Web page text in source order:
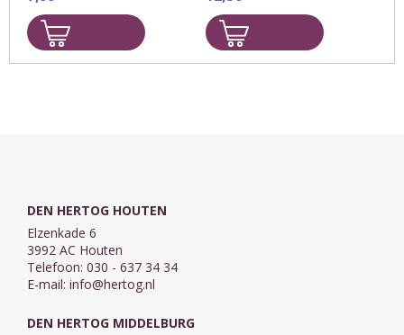
van jou ook?
bereiden op een
keramische barbecue.
In dit boek kunt u lezen
hoe u het ...
DEN HERTOG HOUTEN
Elzenkade 6
3992 AC Houten
Telefoon: 030 - 637 34 34
E-mail: info@hertog.nl
DEN HERTOG MIDDELBURG